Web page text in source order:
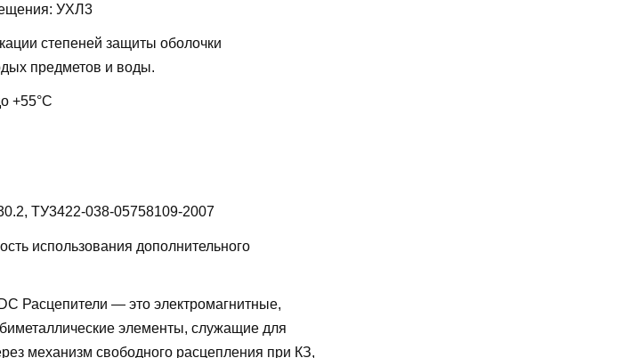
УХЛ3
степеней защиты оболочки
предметов и воды.
+55°С
ТУ3422-038-05758109-2007
использования дополнительного
Расцепители — это электромагнитные,
элементы, служащие для
механизм свободного расцепления при КЗ,